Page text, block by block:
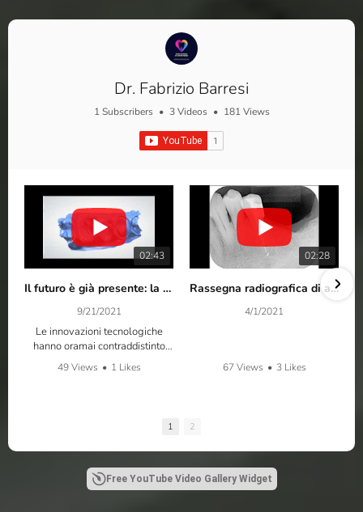
Dr. Fabrizio Barresi
1 Subscribers • 3 Videos • 181 Views
02:43
Il futuro è già presente: la nuova era digitale odontoiatrica nello studio del Dr. Barresi Fabrizio!
9/21/2021
Le innovazioni tecnologiche
hanno oramai contraddistinto
quest’ultimo decennio clinico,
introducendo strumenti digitali in
odontotecnico, corroborando Il
valore consolida la sua
rilevanza nella conoscenza e
49 Views • 1 Likes
02:28
Rassegna radiografica di alcuni casi clinici endodontici trattati dal Dr. Barresi Fabrizio
4/1/2021
67 Views • 3 Likes
1 2
Free YouTube Video Gallery Widget